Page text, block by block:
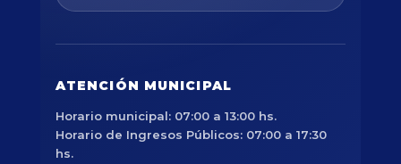
ATENCIÓN MUNICIPAL
Horario municipal: 07:00 a 13:00 hs.
Horario de Ingresos Públicos: 07:00 a 17:30
hs.